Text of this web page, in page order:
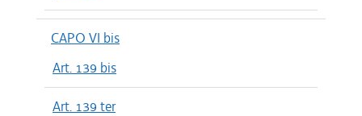
CAPO VI bis
Art. 139 bis
Art. 139 ter